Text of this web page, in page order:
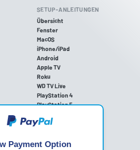
SETUP-ANLEITUNGEN
Übersicht
Fenster
MacOS
iPhone/iPad
Android
Apple TV
Roku
WD TV Live
PlayStation 4
PlayStation 5
Xbox One
Nintendo Wii U
Payment Option